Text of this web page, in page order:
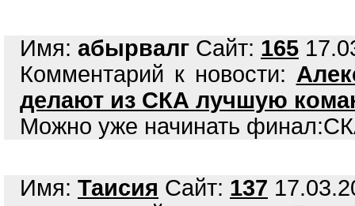
Имя: абырвалг Сайт: 165
Комментарий к новости:
делают из СКА лучшую
Можно уже начинать
Имя: Таисия Сайт: 137